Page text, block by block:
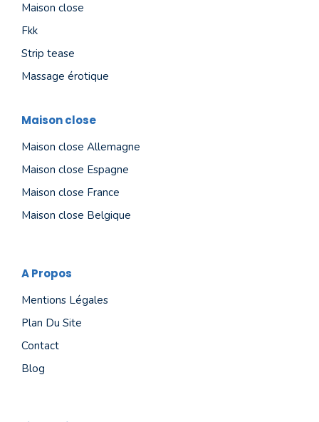
Maison close
Fkk
Strip tease
Massage érotique
Maison close
Maison close Allemagne
Maison close Espagne
Maison close France
Maison close Belgique
A Propos
Mentions Légales
Plan Du Site
Contact
Blog